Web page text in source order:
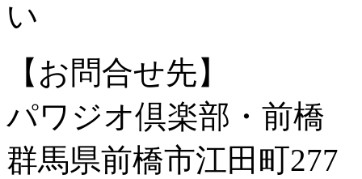
い
【お問合せ先】
パワジオ倶楽部・前橋
群馬県前橋市江田町277